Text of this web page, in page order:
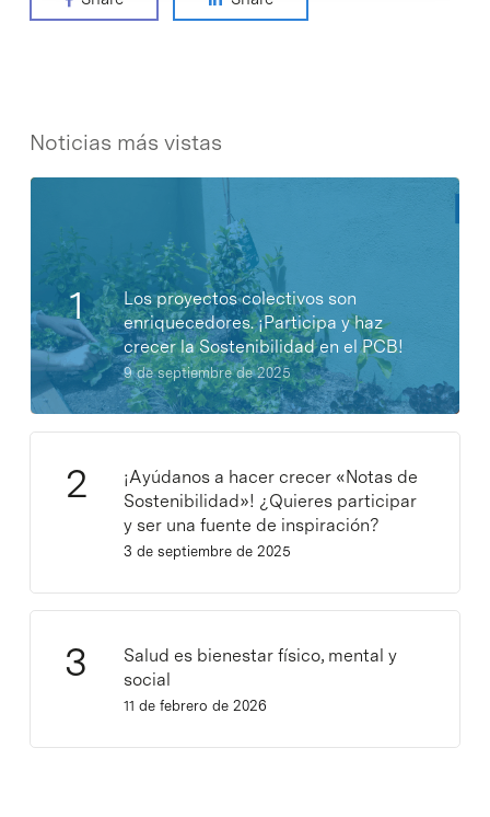
Noticias más vistas
Los proyectos colectivos son
enriquecedores. ¡Participa y haz
crecer la Sostenibilidad en el PCB!
9 de septiembre de 2025
¡Ayúdanos a hacer crecer «Notas de
Sostenibilidad»! ¿Quieres participar
y ser una fuente de inspiración?
3 de septiembre de 2025
Salud es bienestar físico, mental y
social
11 de febrero de 2026